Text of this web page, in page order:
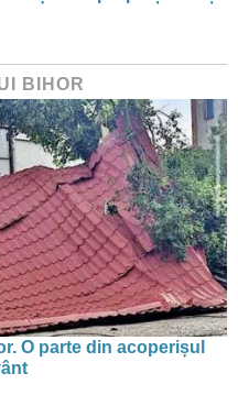
BIHOR
O parte din acoperișul